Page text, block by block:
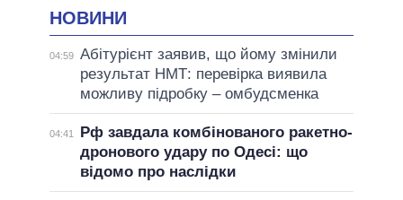
НОВИНИ
04:59 Абітурієнт заявив, що йому змінили
результат НМТ: перевірка виявила
можливу підробку – омбудсменка
04:41
Рф завдала комбінованого ракетно-
дронового удару по Одесі: що
відомо про наслідки